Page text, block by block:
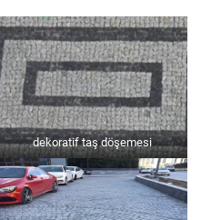
dekoratif taş döşemesi